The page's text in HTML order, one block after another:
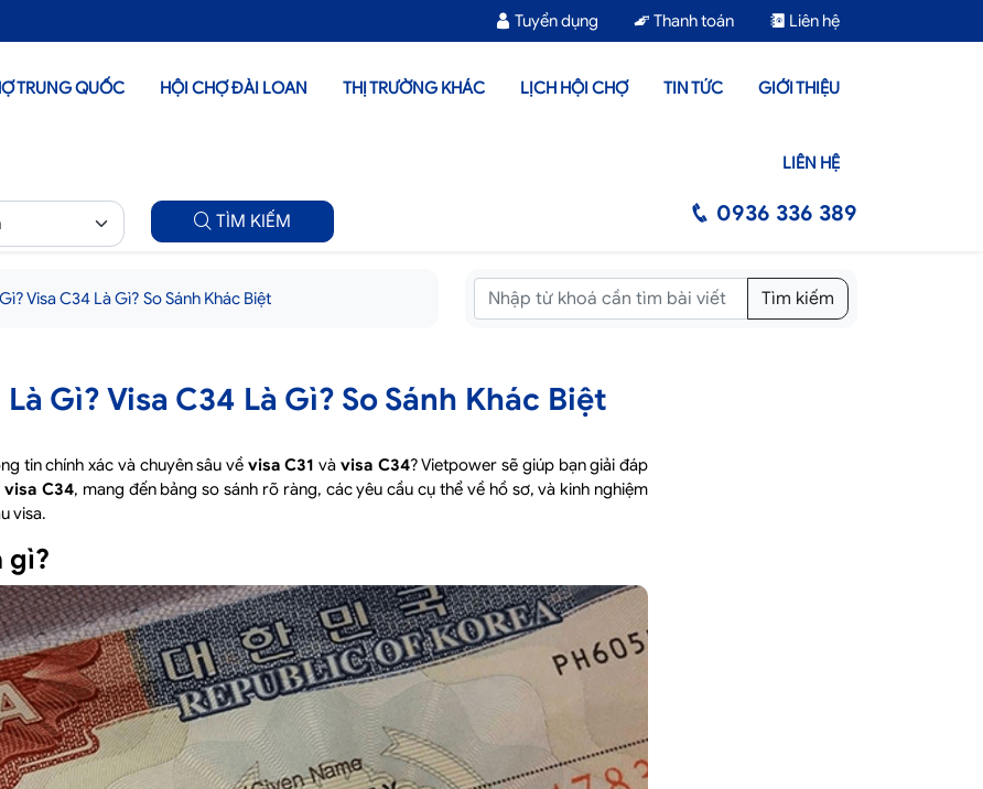
Tuyển dụng Thanh toán Liên hệ
TRUNG QUỐC HỘI CHỢ ĐÀI LOAN THỊ TRƯỜNG KHÁC LỊCH HỘI CHỢ TIN TỨC GIỚI THIỆU
LIÊN HỆ
TÌM KIẾM 0936 336 389
Visa C34 Là Gì? So Sánh Khác Biệt Tìm kiếm
Là Gì? Visa C34 Là Gì? So Sánh Khác Biệt
tin chính xác và chuyên sâu về visa C31 và visa C34? Vietpower sẽ giúp bạn giải đáp
visa C34, mang đến bảng so sánh rõ ràng, các yêu cầu cụ thể về hồ sơ, và kinh nghiệm
visa.
gì?